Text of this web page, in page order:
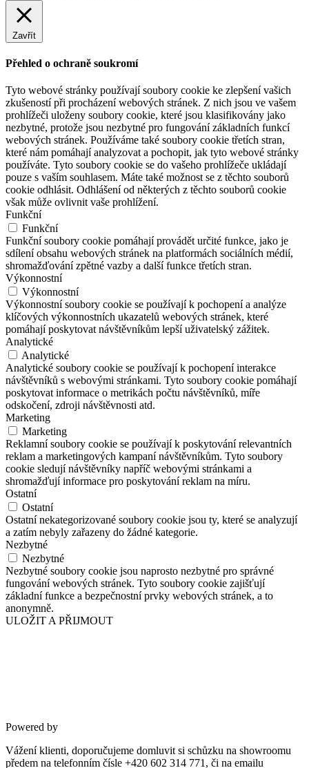
Zavřít
Přehled o ochraně soukromí
Tyto webové stránky používají soubory cookie ke zlepšení vašich
zkušeností při procházení webových stránek. Z nich jsou ve vašem
prohlížeči uloženy soubory cookie, které jsou klasifikovány jako
nezbytné, protože jsou nezbytné pro fungování základních funkcí
webových stránek. Používáme také soubory cookie třetích stran,
které nám pomáhají analyzovat a pochopit, jak tyto webové stránky
používáte. Tyto soubory cookie se do vašeho prohlížeče ukládají
pouze s vaším souhlasem. Máte také možnost se z těchto souborů
cookie odhlásit. Odhlášení od některých z těchto souborů cookie
však může ovlivnit vaše prohlížení.
Funkční
Funkční
Funkční soubory cookie pomáhají provádět určité funkce, jako je
sdílení obsahu webových stránek na platformách sociálních médií,
shromažďování zpětné vazby a další funkce třetích stran.
Výkonnostní
Výkonnostní
Výkonnostní soubory cookie se používají k pochopení a analýze
klíčových výkonnostních ukazatelů webových stránek, které
pomáhají poskytovat návštěvníkům lepší uživatelský zážitek.
Analytické
Analytické
Analytické soubory cookie se používají k pochopení interakce
návštěvníků s webovými stránkami. Tyto soubory cookie pomáhají
poskytovat informace o metrikách počtu návštěvníků, míře
odskočení, zdroji návštěvnosti atd.
Marketing
Marketing
Reklamní soubory cookie se používají k poskytování relevantních
reklam a marketingových kampaní návštěvníkům. Tyto soubory
cookie sledují návštěvníky napříč webovými stránkami a
shromažďují informace pro poskytování reklam na míru.
Ostatní
Ostatní
Ostatní nekategorizované soubory cookie jsou ty, které se analyzují
a zatím nebyly zařazeny do žádné kategorie.
Nezbytné
Nezbytné
Nezbytné soubory cookie jsou naprosto nezbytné pro správné
fungování webových stránek. Tyto soubory cookie zajišťují
základní funkce a bezpečnostní prvky webových stránek, a to
anonymně.
ULOŽIT A PŘIJMOUT
Powered by
Vážení klienti, doporučujeme domluvit si schůzku na showroomu
předem na telefonním čísle +420 602 314 771, či na emailu